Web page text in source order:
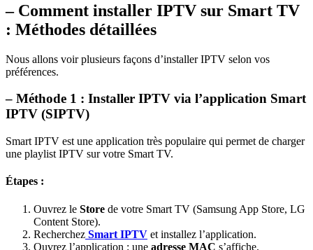
– Comment installer IPTV sur Smart TV
: Méthodes détaillées
Nous allons voir plusieurs façons d’installer IPTV selon vos
préférences.
– Méthode 1 : Installer IPTV via l’application Smart
IPTV (SIPTV)
Smart IPTV est une application très populaire qui permet de charger
une playlist IPTV sur votre Smart TV.
Étapes :
Ouvrez le Store de votre Smart TV (Samsung App Store, LG
Content Store).
Recherchez Smart IPTV et installez l’application.
Ouvrez l’application : une adresse MAC s’affiche.